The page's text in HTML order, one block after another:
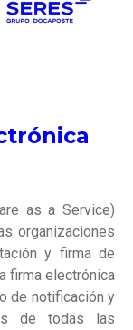
as a Service)
organizaciones
y firma de
firma electrónica
de notificación y
de todas las